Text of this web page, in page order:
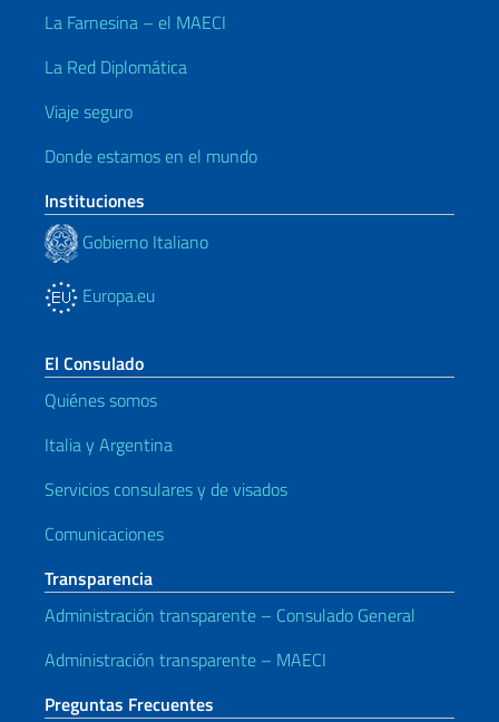
La Farnesina – el MAECI
La Red Diplomática
Viaje seguro
Donde estamos en el mundo
Instituciones
Gobierno Italiano
Europa.eu
El Consulado
Quiénes somos
Italia y Argentina
Servicios consulares y de visados
Comunicaciones
Transparencia
Administración transparente – Consulado General
Administración transparente – MAECI
Preguntas Frecuentes